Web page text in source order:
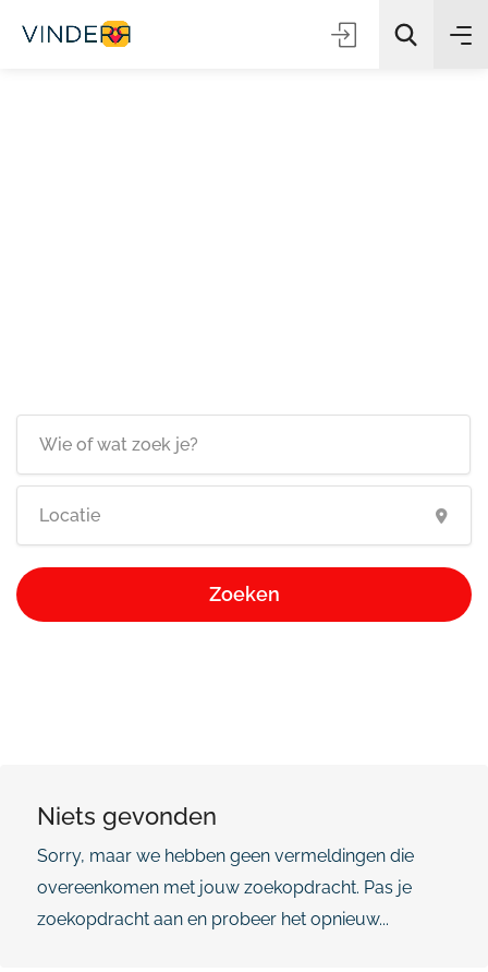
Zoeken
Niets gevonden
Sorry, maar we hebben geen vermeldingen die
overeenkomen met jouw zoekopdracht. Pas je
zoekopdracht aan en probeer het opnieuw...